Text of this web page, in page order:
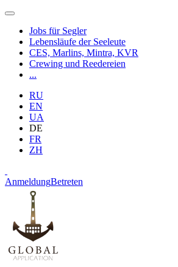
Jobs für Segler
Lebensläufe der Seeleute
CES, Marlins, Mintra, KVR
Crewing und Reedereien
...
RU
EN
UA
DE
FR
ZH
AnmeldungBetreten